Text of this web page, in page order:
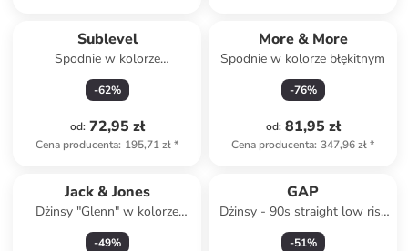
Sublevel
Spodnie w kolorze
oliwkowym
-62%
od: 72,95 zł
Cena producenta: 195,71 zł*
More & More
Spodnie w kolorze błękitnym
-76%
od: 81,95 zł
Cena producenta: 347,96 zł*
Jack & Jones
Dżinsy "Glenn" w kolorze
błękitnym
-49%
GAP
Dżinsy - 90s straight low rise
- w kolorze granatowym
-51%